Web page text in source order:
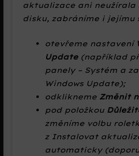
aktualizace ani neužírala
disku, zabráníme i jejímu
otevřeme nastavení
Update(například
panely – Systém a
Windows Update);
odklikneme Změnit
pod položkou
změníme volbu
z Instalovat
automaticky